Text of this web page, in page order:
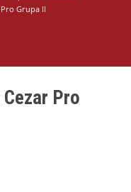
Grupa II
Pro